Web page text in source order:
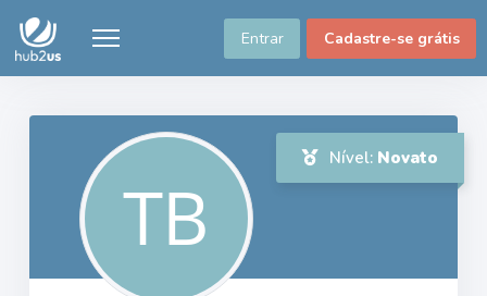
Entrar Cadastre-se grátis
Nível: Novato